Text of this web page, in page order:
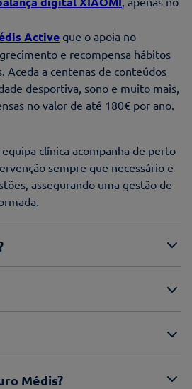
Active que o apoia no
e recompensa hábitos
Aceda a centenas de conteúdos
desportiva, sono e muito mais,
no valor de até 180€ por ano.
clínica acompanha de perto
sempre que necessário e
assegurando uma gestão de
Médis?